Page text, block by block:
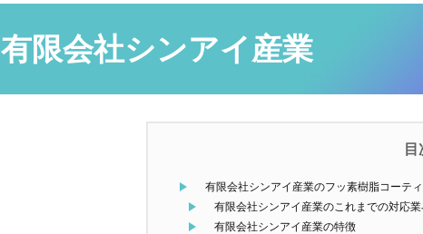
有限会社シンアイ産業
有限会社シンアイ産業のフッ素樹脂コーテ
有限会社シンアイ産業のこれまでの対応
有限会社シンアイ産業の特徴